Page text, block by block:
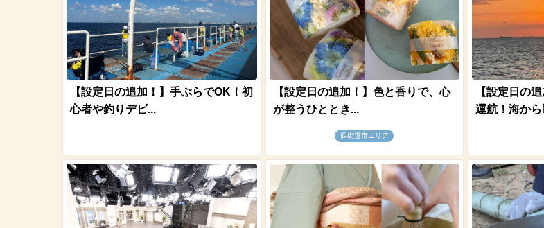
【設定日の追加！】手ぶらでOK！初
心者や釣りデビ...
【設定日の追加！】色と香りで、心
が整うひととき...
四街道市エリア
【設定日の
運航！海から